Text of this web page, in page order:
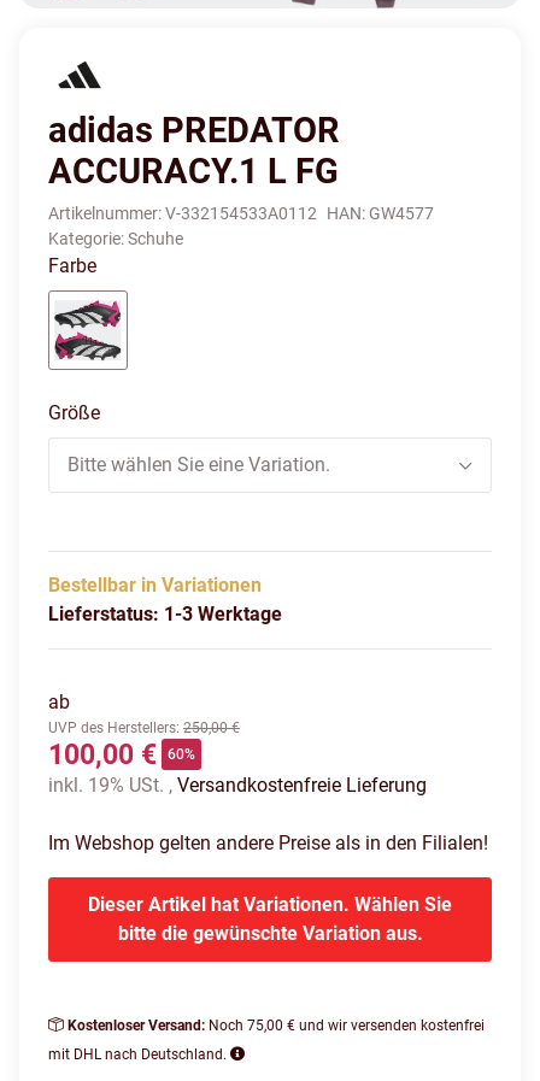
adidas PREDATOR
ACCURACY.1 L FG
Artikelnummer:V-332154533A0112 HAN: GW4577
Kategorie:Schuhe
Farbe
Größe
Bitte wählen Sie eine Variation.
Bestellbar in Variationen
Lieferstatus: 1-3 Werktage
ab
UVP des Herstellers: 250,00 €
100,00 € 60%
inkl. 19% USt. , Versandkostenfreie Lieferung
Im Webshop gelten andere Preise als in den Filialen!
Dieser Artikel hat Variationen. Wählen Sie
bitte die gewünschte Variation aus.
Kostenloser Versand: Noch 75,00 € und wir versenden kostenfrei
mit DHL nach Deutschland.